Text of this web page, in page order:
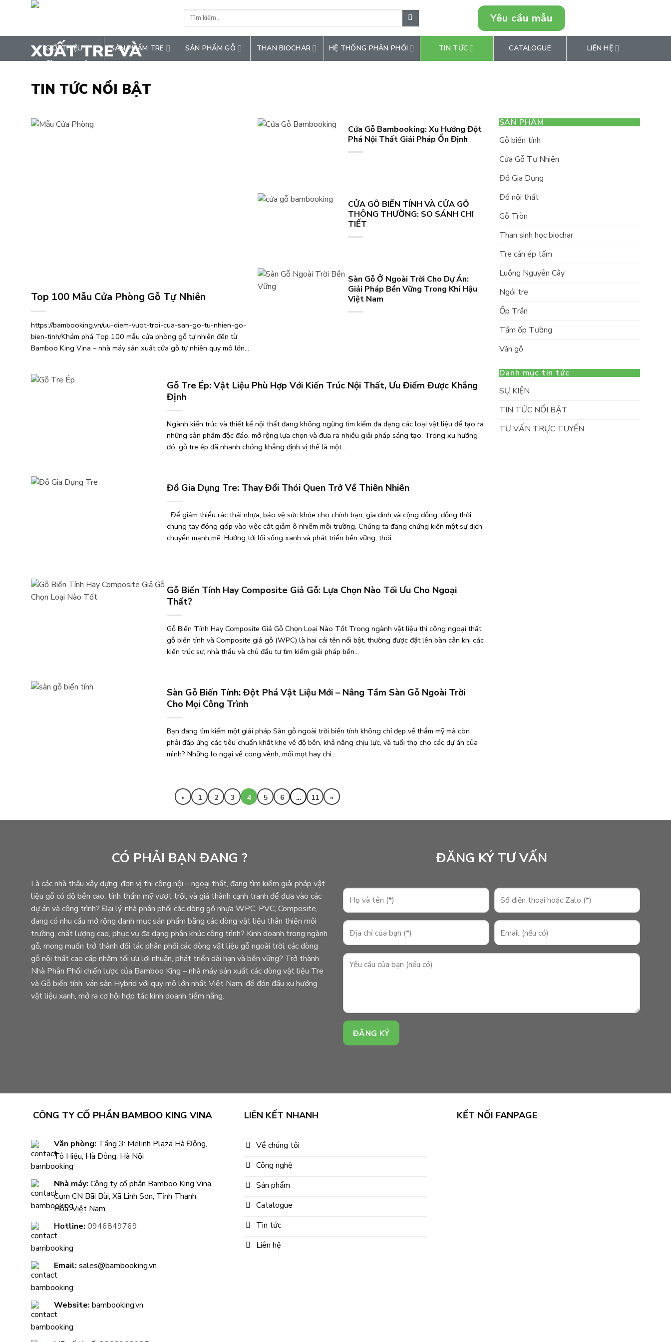
Tìm
Yêu cầu mẫu
GIỚI THIỆU SẢN PHẨM TRE SẢN PHẨM GỖ THAN BIOCHAR HỆ THỐNG PHÂN PHỐI TIN TỨC CATALOGUE LIÊN HỆ
TIN TỨC NỔI BẬT
Top 100 Mẫu Cửa Phòng Gỗ Tự Nhiên
https://bambooking.vn/uu-diem-vuot-troi-cua-san-go-tu-nhien-go-
bien-tinh/Khám phá Top 100 mẫu cửa phòng gỗ tự nhiên đến từ
Bamboo King Vina – nhà máy sản xuất cửa gỗ tự nhiên quy mô lớn
ngặt,...
Cửa Gỗ Bambooking: Xu Hướng Đột
Phá Nội Thất Giải Pháp Ổn Định
CỬA GỖ BIẾN TÍNH VÀ CỬA GỖ
THÔNG THƯỜNG: SO SÁNH CHI
TIẾT
Sàn Gỗ Ở Ngoài Trời Cho Dự Án:
Giải Pháp Bền Vững Trong Khí Hậu
Việt Nam
Gỗ Tre Ép: Vật Liệu Phù Hợp Với Kiến Trúc Nội Thất, Ưu Điểm Được Khẳng
Định
Ngành kiến trúc và thiết kế nội thất đang không ngừng tìm kiếm đa dạng các loại vật liệu để tạo ra
những sản phẩm độc đáo, mở rộng lựa chọn và đưa ra nhiều giải pháp sáng tạo. Trong xu hướng
đó, gỗ tre ép đã nhanh chóng khẳng định vị thế là một...
Đồ Gia Dụng Tre: Thay Đổi Thói Quen Trở Về Thiên Nhiên
Để giảm thiểu rác thải nhựa, bảo vệ sức khỏe cho chính bạn, gia đình và cộng đồng, đồng thời
chung tay đóng góp vào việc cắt giảm ô nhiễm môi trường. Chúng ta đang chứng kiến một sự dịch
chuyển mạnh mẽ. Hướng tới lối sống xanh và phát triển bền vững, thói...
Gỗ Biến Tính Hay Composite Giả Gỗ: Lựa Chọn Nào Tối Ưu Cho Ngoại
Thất?
Gỗ Biến Tính Hay Composite Giả Gỗ Chọn Loại Nào Tốt Trong ngành vật liệu thi công ngoại thất,
gỗ biến tính và Composite giả gỗ (WPC) là hai cái tên nổi bật, thường được đặt lên bàn cân khi các
kiến trúc sư, nhà thầu và chủ đầu tư tìm kiếm giải pháp bền...
Sàn Gỗ Biến Tính: Đột Phá Vật Liệu Mới – Nâng Tầm Sàn Gỗ Ngoài Trời
Cho Mọi Công Trình
Bạn đang tìm kiếm một giải pháp Sàn gỗ ngoài trời biến tính không chỉ đẹp về thẩm mỹ mà còn
phải đáp ứng các tiêu chuẩn khắt khe về độ bền, khả năng chịu lực, và tuổi thọ cho các dự án của
mình? Những lo ngại về cong vênh, mối mọt hay chi...
« 1 2 3 4 5 6 … 11 »
SẢN PHẨM
Gỗ biến tính
Cửa Gỗ Tự Nhiên
Đồ Gia Dụng
Đồ nội thất
Gỗ Tròn
Than sinh học biochar
Tre cán ép tấm
Luồng Nguyên Cây
Ngói tre
Ốp Trần
Tấm ốp Tường
Ván gỗ
Danh mục tin tức
SỰ KIỆN
TIN TỨC NỔI BẬT
TƯ VẤN TRỰC TUYẾN
CÓ PHẢI BẠN ĐANG ?
Là các nhà thầu xây dựng, đơn vị thi công nội – ngoại thất, đang tìm kiếm giải pháp vật
liệu gỗ có độ bền cao, tính thẩm mỹ vượt trội, và giá thành cạnh tranh để đưa vào các
dự án và công trình? Đại lý, nhà phân phối các dòng gỗ nhựa WPC, PVC, Composite,
đang có nhu cầu mở rộng danh mục sản phẩm bằng các dòng vật liệu thân thiện môi
trường, chất lượng cao, phục vụ đa dạng phân khúc công trình? Kinh doanh trong ngành
gỗ, mong muốn trở thành đối tác phân phối các dòng vật liệu gỗ ngoài trời, các dòng
gỗ nội thất cao cấp nhằm tối ưu lợi nhuận, phát triển dài hạn và bền vững? Trở thành
Nhà Phân Phối chiến lược của Bamboo King – nhà máy sản xuất các dòng vật liệu Tre
và Gỗ biến tính, ván sàn Hybrid với quy mô lớn nhất Việt Nam, để đón đầu xu hướng
vật liệu xanh, mở ra cơ hội hợp tác kinh doanh tiềm năng.
ĐĂNG KÝ TƯ VẤN
CÔNG TY CỔ PHẦN BAMBOO KING VINA
Văn phòng: Tầng 3: Melinh Plaza Hà Đông,
Tô Hiệu, Hà Đông, Hà Nội
Nhà máy: Công ty cổ phần Bamboo King Vina,
Cụm CN Bãi Bùi, Xã Linh Sơn, Tỉnh Thanh
Hóa, Việt Nam
Hotline: 0946849769
Email: sales@bambooking.vn
Website: bambooking.vn
LIÊN KẾT NHANH
Về chúng tôi
Công nghệ
Sản phẩm
Catalogue
Tin tức
Liên hệ
KẾT NỐI FANPAGE